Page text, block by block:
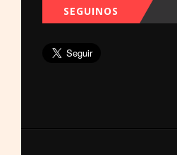
SEGUINOS